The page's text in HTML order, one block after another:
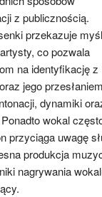
z publicznością.
przekazuje
co pozwala
na identyfikację z
jego
dynamiki
wokal
przyciąga uwagę
produkcja
nagrywania